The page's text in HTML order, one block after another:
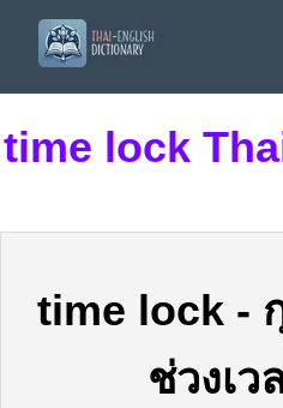
time lock
time lock -
ช่วงเว